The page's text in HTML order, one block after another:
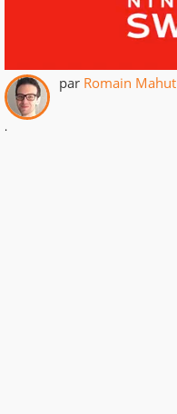
par Romain Mahut
.